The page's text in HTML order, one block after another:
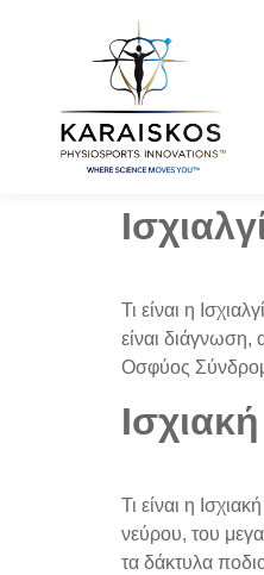
Τι είναι η
είναι
Οσφύος
Τι είναι η
νεύρου, του
τα δάκτυλα